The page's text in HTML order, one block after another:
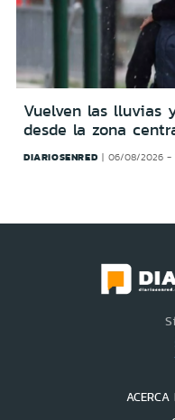
Vuelven las lluvias
desde la zona
DIARIOSENRED 06/08/2026 -
ACERCA